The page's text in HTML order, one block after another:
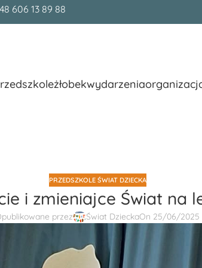
606 13 89 88
żłobekwydarzenia
PRZEDSZKOLE ŚWIAT DZIECKA
i zmieniajce Świat na
przez Świat DzieckaOn 25/06/2025